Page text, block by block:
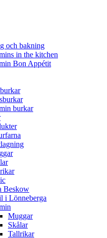
och bakning
in the kitchen
Bon Appétit
burkar
Beskow
i Lönneberga
Muggar
Skålar
Tallrikar